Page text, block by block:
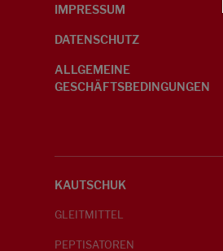
IMPRESSUM
DATENSCHUTZ
ALLGEMEINE
GESCHÄFTSBEDINGUNGEN
KAUTSCHUK
GLEITMITTEL
PEPTISATOREN